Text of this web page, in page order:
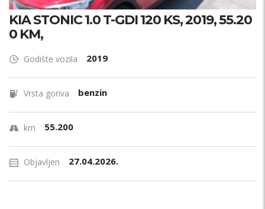
KIA STONIC 1.0 T-GDI 120 KS, 2019, 55.20
0 KM,
Godište vozila 2019
Vrsta goriva benzin
km 55.200
Objavljen 27.04.2026.